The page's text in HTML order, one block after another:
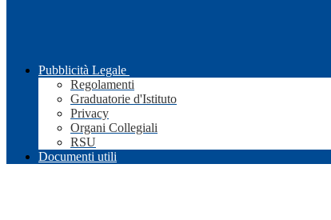
Pubblicità Legale
Regolamenti
Graduatorie d'Istituto
Privacy
Organi Collegiali
RSU
Documenti utili